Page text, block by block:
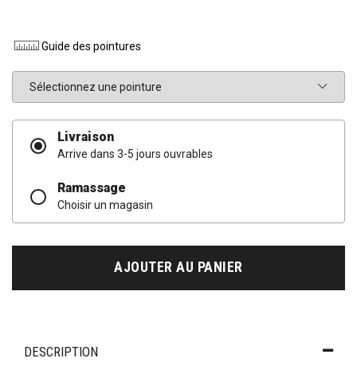
Guide des pointures
Livraison
Arrive dans 3-5 jours ouvrables
Ramassage
Choisir un magasin
AJOUTER AU PANIER
DESCRIPTION